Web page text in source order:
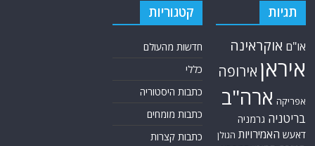
תגיות
או"ם אוקראינה
איראן אירופה
אפריקה ארה"ב
בריטניה גרמניה
דאעש האמירויות הגולן
קטגוריות
חדשות מהעולם
כללי
כתבות היסטוריה
כתבות מומחים
כתבות קצרות